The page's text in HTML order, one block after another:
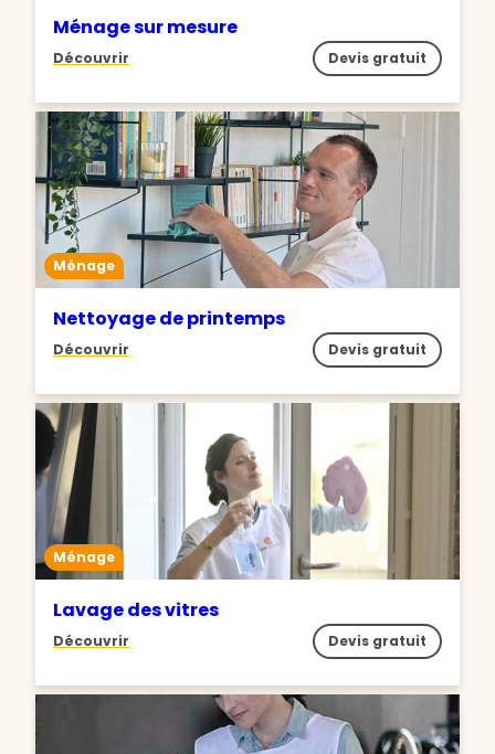
Ménage sur mesure
Découvrir Devis gratuit
Ménage
Nettoyage de printemps
Découvrir Devis gratuit
Ménage
Lavage des vitres
Découvrir Devis gratuit